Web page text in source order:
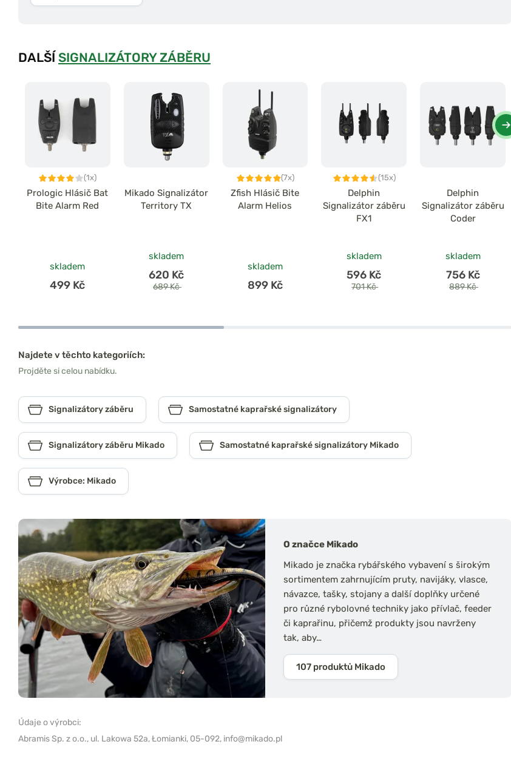
DALŠÍ SIGNALIZÁTORY ZÁBĚRU
(1x)
Prologic Hlásič Bat
Bite Alarm Red
skladem
499 Kč
Mikado Signalizátor
Territory TX
skladem
620 Kč
689 Kč
(7x)
Zfish Hlásič Bite
Alarm Helios
skladem
899 Kč
(15x)
Delphin
Signalizátor záběru
FX1
skladem
596 Kč
701 Kč
Delphin
Signalizátor záběru
Coder
skladem
756 Kč
889 Kč
Najdete v těchto kategoriích:
Projděte si celou nabídku.
Signalizátory záběru Samostatné kaprařské signalizátory
Signalizátory záběru Mikado Samostatné kaprařské signalizátory Mikado
Výrobce: Mikado
O značce Mikado
Mikado je značka rybářského vybavení s širokým
sortimentem zahrnujícím pruty, navijáky, vlasce,
návazce, tašky, stojany a další doplňky určené
pro různé rybolovné techniky jako přívlač, feeder
či kaprařinu, přičemž produkty jsou navrženy
tak, aby…
107 produktů Mikado
Údaje o výrobci:
Abramis Sp. z o.o., ul. Lakowa 52a, Łomianki, 05-092, info@mikado.pl